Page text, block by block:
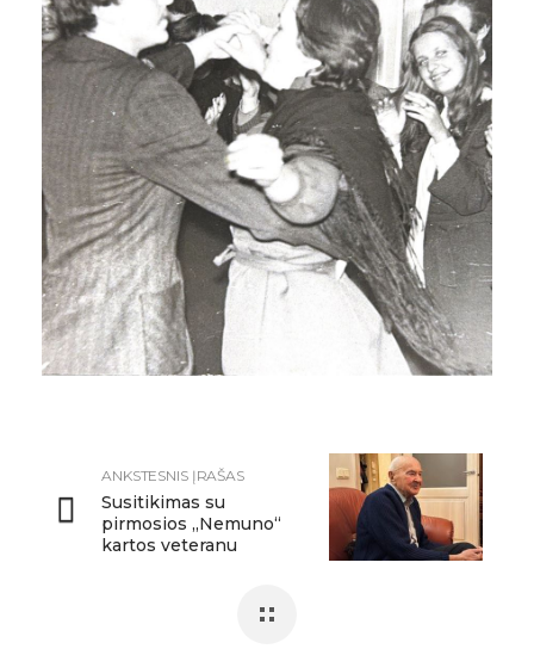
ANKSTESNIS ĮRAŠAS
Susitikimas su
pirmosios „Nemuno“
kartos veteranu